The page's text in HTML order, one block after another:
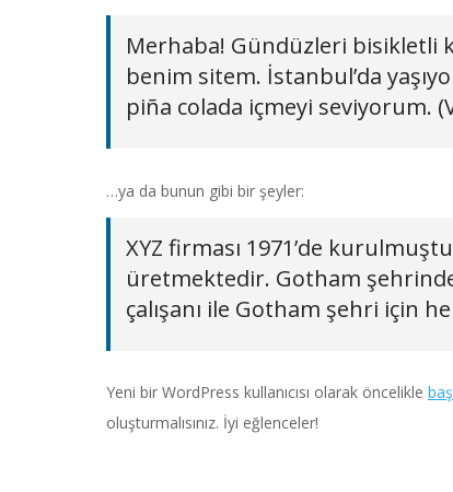
Merhaba! Gündüzleri bisikletli
benim sitem. İstanbul’da
piña colada içmeyi seviyorum.
…ya da bunun gibi bir şeyler:
XYZ firması 1971’de
üretmektedir. Gotham şehrinde
çalışanı ile Gotham şehri için
Yeni bir WordPress kullanıcısı olarak öncelikle
oluşturmalısınız. İyi eğlenceler!